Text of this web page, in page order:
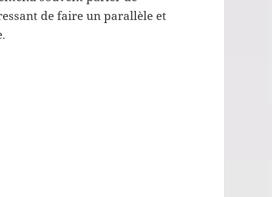
de faire un parallèle et